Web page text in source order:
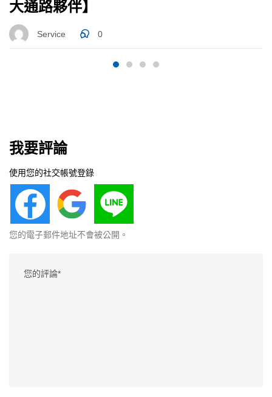
大通路夥伴】
Service 0
我要評論
使用您的社交帳號登錄
您的電子郵件地址不會被公開。